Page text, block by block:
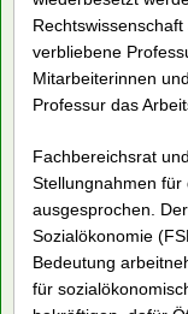
Im Sommer wurde
Schwerpunkt
sowie alle Kurse
vorzusehen.
Arbeitsrecht nach